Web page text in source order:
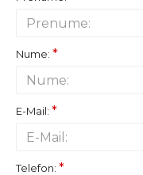
Nume:
E-Mail:
Telefon: